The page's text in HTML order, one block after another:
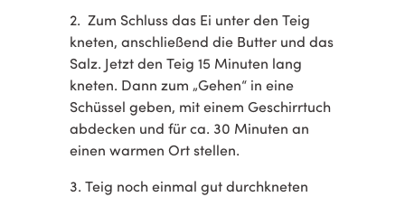
2. Zum Schluss das Ei unter den Teig
kneten, anschließend die Butter und das
Salz. Jetzt den Teig 15 Minuten lang
kneten. Dann zum „Gehen“ in eine
Schüssel geben, mit einem Geschirrtuch
abdecken und für ca. 30 Minuten an
einen warmen Ort stellen.
3. Teig noch einmal gut durchkneten